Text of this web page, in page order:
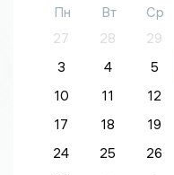
Пн Вт Ср
27
28 29
3
4 5
10
11 12
17
18 19
24
25 26